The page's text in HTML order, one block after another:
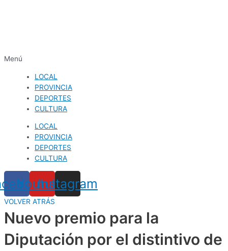
Menú
LOCAL
PROVINCIA
DEPORTES
CULTURA
LOCAL
PROVINCIA
DEPORTES
CULTURA
Youtube
Instagram
VOLVER ATRÁS
Nuevo premio para la
Diputación por el distintivo de